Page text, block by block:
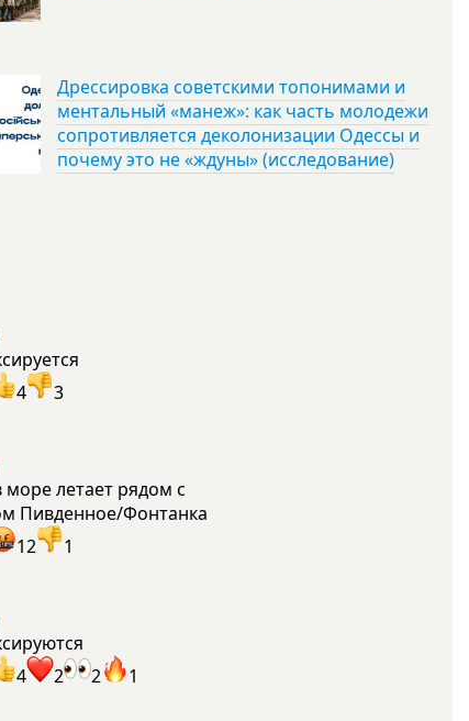
Дрессировка советскими топонимами и
ментальный «манеж»: как часть молодежи
сопротивляется деколонизации Одессы и
почему это не «ждуны» (исследование)
4 3
летает рядом с
Пивденное/Фонтанка
12 1
4 2 2 1